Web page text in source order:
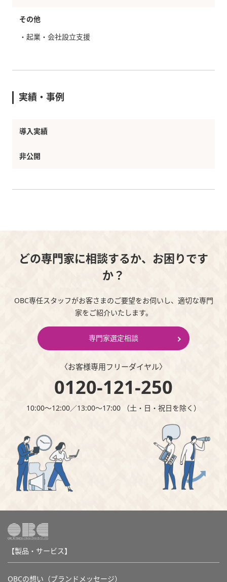
その他
・ 起業・会社設立支援
実績・事例
導入実績
非公開
どの専門家に相談するか、お困りです
か？
OBC専任スタッフがお客さまのご要望をお伺いし、適切な専門
家をご紹介いたします。
専門家選定相談
〈お客様専⽤フリーダイヤル〉
0120-121-250
10:00～12:00∕13:00～17:00 （⼟・⽇・祝⽇を除く）
【製品・サービス】
OBCの想い（ブランドメッセージ）